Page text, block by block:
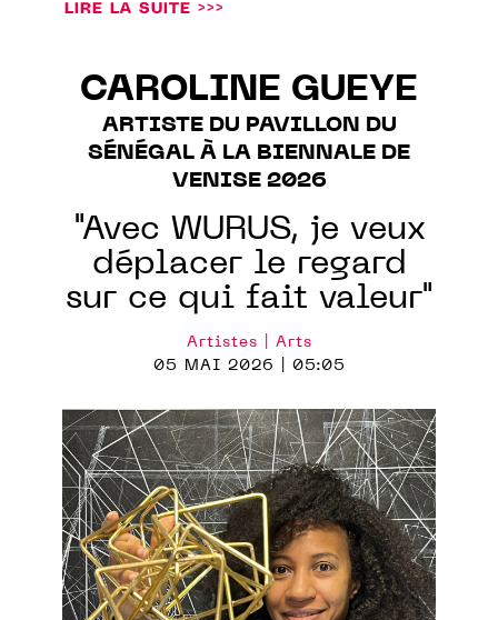
LIRE LA SUITE >>>
CAROLINE GUEYE
ARTISTE DU PAVILLON DU
SÉNÉGAL À LA BIENNALE DE
VENISE 2026
"Avec WURUS, je veux
déplacer le regard
sur ce qui fait valeur"
Artistes | Arts
05 MAI 2026 | 05:05